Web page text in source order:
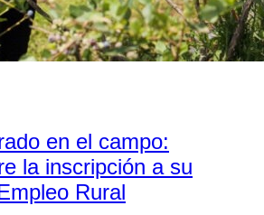
en el campo:
la inscripción a su
Rural